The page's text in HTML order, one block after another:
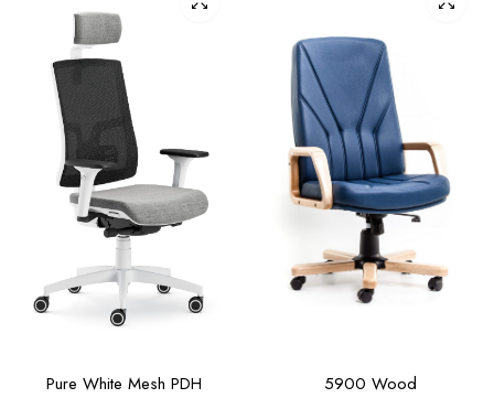
Pure White Mesh PDH 5900 Wood